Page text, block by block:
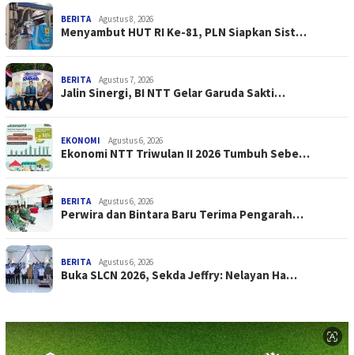
BERITA Agustus 8, 2026
Menyambut HUT RI Ke-81, PLN Siapkan Sist…
BERITA Agustus 7, 2026
Jalin Sinergi, BI NTT Gelar Garuda Sakti…
EKONOMI Agustus 6, 2026
Ekonomi NTT Triwulan II 2026 Tumbuh Sebe…
BERITA Agustus 6, 2026
Perwira dan Bintara Baru Terima Pengarah…
BERITA Agustus 6, 2026
Buka SLCN 2026, Sekda Jeffry: Nelayan Ha…